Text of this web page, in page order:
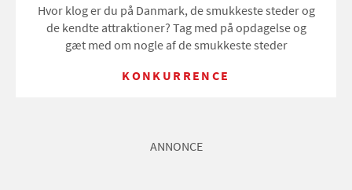
Hvor klog er du på Danmark, de smukkeste steder og
de kendte attraktioner? Tag med på opdagelse og
gæt med om nogle af de smukkeste steder
KONKURRENCE
ANNONCE